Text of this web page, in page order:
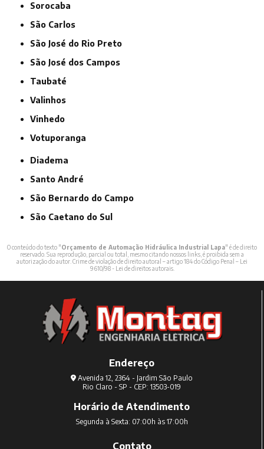
Sorocaba
São Carlos
São José do Rio Preto
São José dos Campos
Taubaté
Valinhos
Vinhedo
Votuporanga
Diadema
Santo André
São Bernardo do Campo
São Caetano do Sul
O conteúdo do texto "Orçamento de Automação Hidráulica Industrial Lapa" é de direito
reservado. Sua reprodução, parcial ou total, mesmo citando nossos links, é proibida sem a
autorização do autor. Crime de violação de direito autoral – artigo 184 do Código Penal –
Lei
9610/98 - Lei de direitos autorais.
Endereço
Avenida 12, 2364 - Jardim São Paulo
Rio Claro - SP - CEP: 13503-019
Horário de Atendimento
Segunda à Sexta: 07:00h às 17:00h
Contato